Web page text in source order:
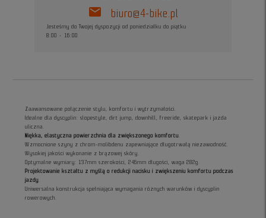
mail biuro@4-bike.pl
Jesteśmy do Twojej dyspozycji od poniedziałku do piątku
8:00 - 16:00
Zaawansowane połączenie stylu, komfortu i wytrzymałości.
Idealne dla dyscyplin: slopestyle, dirt jump, downhill, freeride, skatepark i jazda
uliczna.
Miękka, elastyczna powierzchnia dla zwiększonego komfortu.
Wzmocnione szyny z chrom-molibdenu zapewniające długotrwałą niezawodność.
Wysokiej jakości wykonanie z brązowej skóry.
Optymalne wymiary: 137mm szerokości, 246mm długości, waga 282g.
Projektowanie kształtu z myślą o redukcji nacisku i zwiększeniu komfortu podczas
jazdy.
Uniwersalna konstrukcja spełniająca wymagania różnych warunków i dyscyplin
rowerowych.